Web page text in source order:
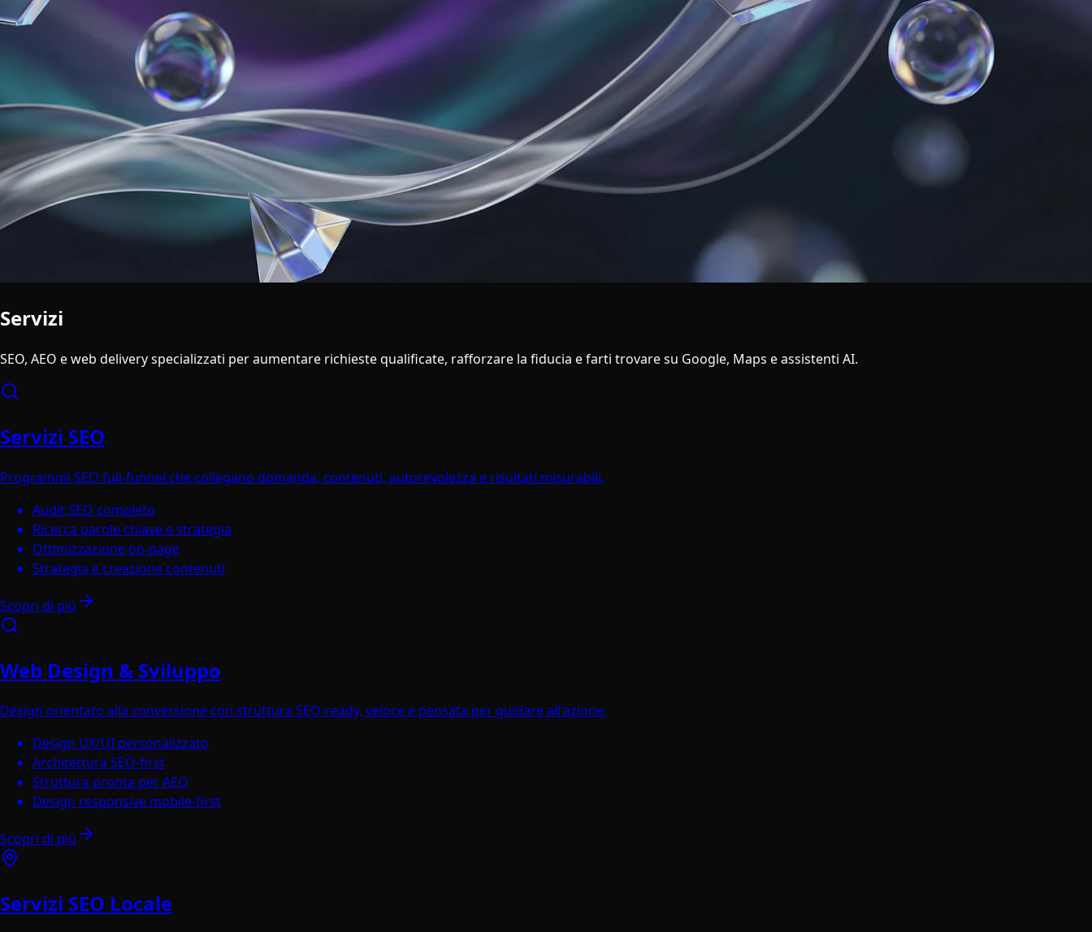
Servizi
SEO, AEO e web delivery specializzati per aumentare richieste qualificate, rafforzare la fiducia e farti trovare su Google, Maps e assistenti AI.
Servizi SEO
Programmi SEO full-funnel che collegano domanda, contenuti, autorevolezza e risultati misurabili.
Audit SEO completo
Ricerca parole chiave e strategia
Ottimizzazione on-page
Strategia e creazione contenuti
Scopri di più
Web Design & Sviluppo
Design orientato alla conversione con struttura SEO-ready, veloce e pensata per guidare all'azione.
Design UX/UI personalizzato
Architettura SEO-first
Struttura pronta per AEO
Design responsive mobile-first
Scopri di più
Servizi SEO Locale